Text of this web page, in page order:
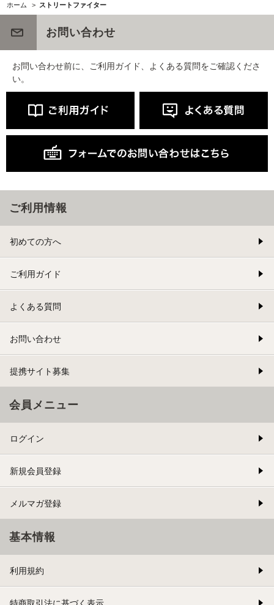
ホーム > ストリートファイター
お問い合わせ
お問い合わせ前に、ご利用ガイド、よくある質問をご確認くださ
い。
ご利用情報
初めての方へ
ご利用ガイド
よくある質問
お問い合わせ
提携サイト募集
会員メニュー
ログイン
新規会員登録
メルマガ登録
基本情報
利用規約